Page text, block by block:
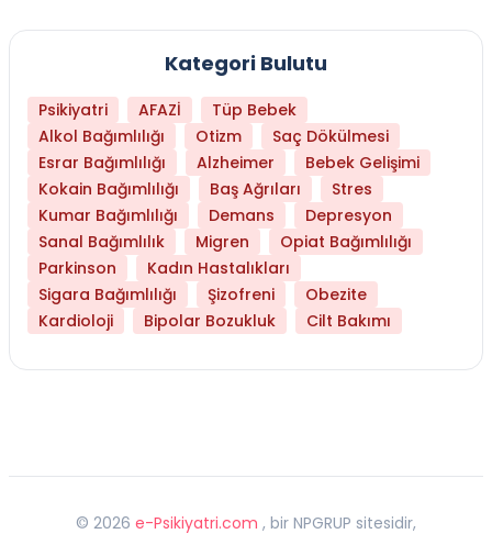
Kategori Bulutu
Psikiyatri AFAZİ
Tüp Bebek
Alkol Bağımlılığı
Otizm
Saç Dökülmesi
Esrar Bağımlılığı
Alzheimer
Bebek Gelişimi
Kokain Bağımlılığı
Baş Ağrıları
Stres
Kumar Bağımlılığı
Demans
Depresyon
Sanal Bağımlılık
Migren
Opiat Bağımlılığı
Parkinson
Kadın Hastalıkları
Sigara Bağımlılığı
Şizofreni
Obezite
Kardioloji
Bipolar Bozukluk Cilt Bakımı
© 2026 e-Psikiyatri.com , bir NPGRUP sitesidir,